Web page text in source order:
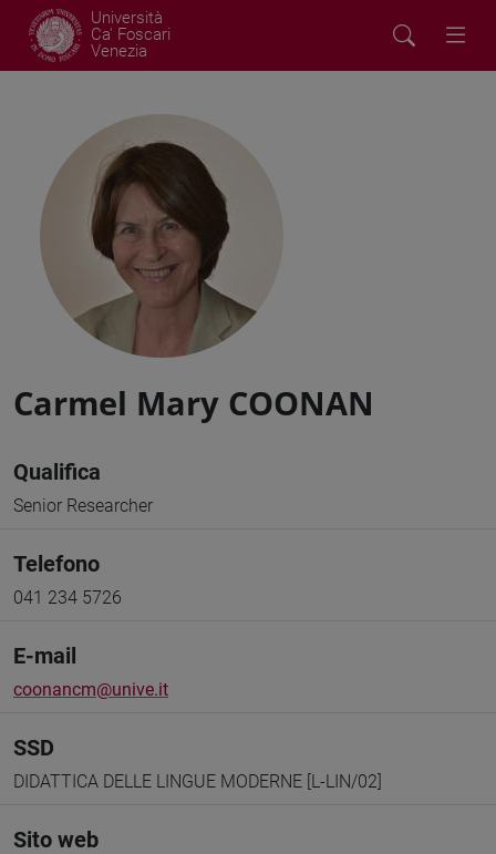
Università
Ca' Foscari
Venezia
Carmel Mary COONAN
Qualifica
Senior Researcher
Telefono
041 234 5726
E-mail
coonancm@unive.it
SSD
DIDATTICA DELLE LINGUE MODERNE [L-LIN/02]
Sito web